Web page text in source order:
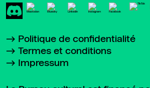
Politique de confidentialité
Termes et conditions
Impressum